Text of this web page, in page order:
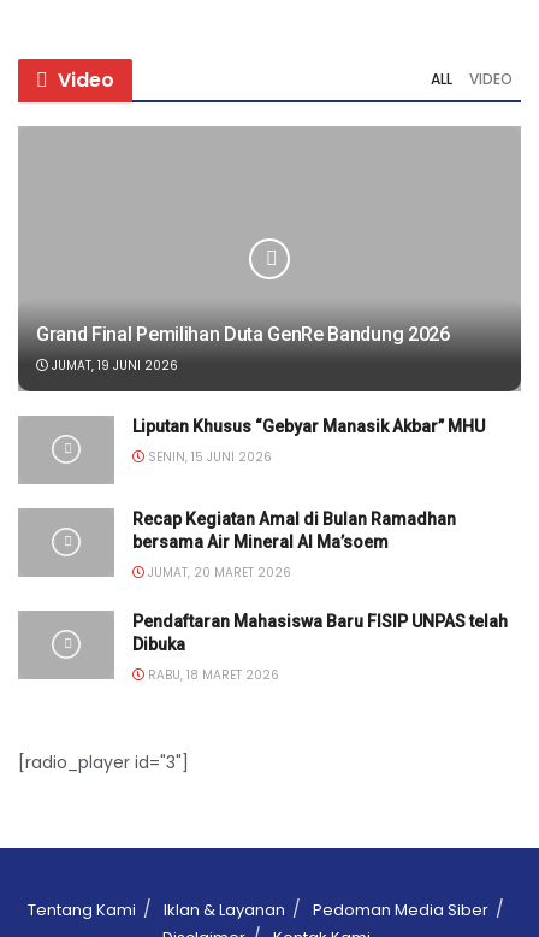
Video ALL VIDEO
Grand Final Pemilihan Duta GenRe Bandung 2026
JUMAT, 19 JUNI 2026
Liputan Khusus “Gebyar Manasik Akbar” MHU
SENIN, 15 JUNI 2026
Recap Kegiatan Amal di Bulan Ramadhan
bersama Air Mineral Al Ma’soem
JUMAT, 20 MARET 2026
Pendaftaran Mahasiswa Baru FISIP UNPAS telah
Dibuka
RABU, 18 MARET 2026
[radio_player id="3"]
Tentang Kami Iklan & Layanan
Pedoman Media Siber